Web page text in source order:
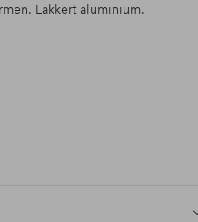
Lakkert aluminium.